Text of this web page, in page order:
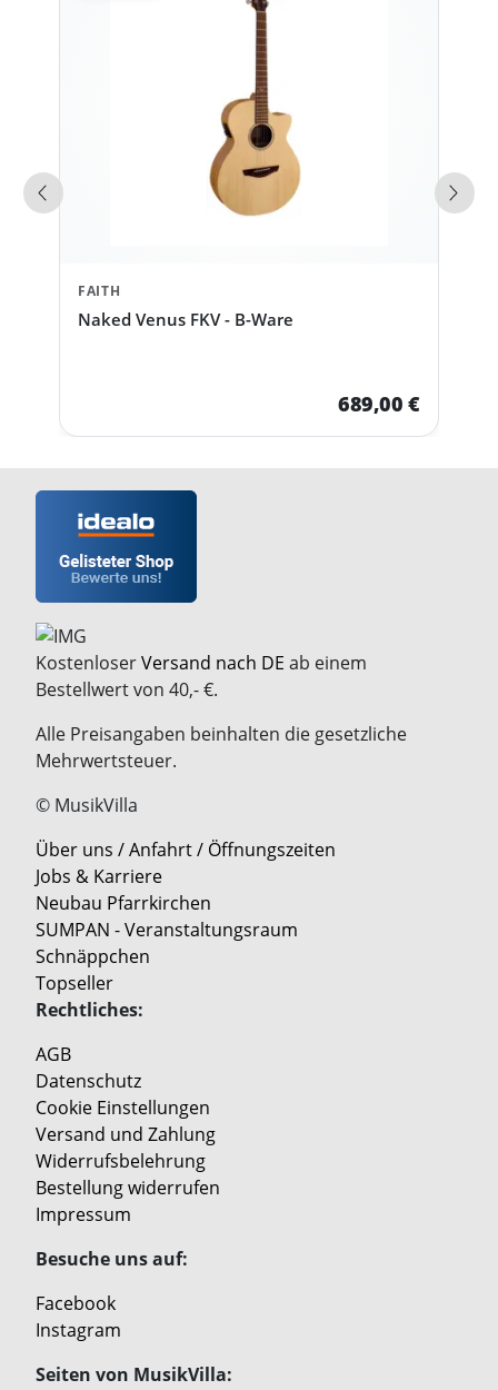
FAITH
Naked Venus FKV - B-Ware
689,00 €
Vorherige Produkte
KostenloserVersand nach DE ab einem
Bestellwert von 40,- €.
Alle Preisangaben beinhalten die gesetzliche
Mehrwertsteuer.
© MusikVilla
Über uns / Anfahrt / Öffnungszeiten
Jobs & Karriere
Neubau Pfarrkirchen
SUMPAN - Veranstaltungsraum
Schnäppchen
Topseller
Rechtliches:
AGB
Datenschutz
Cookie Einstellungen
Versand und Zahlung
Widerrufsbelehrung
Bestellung widerrufen
Impressum
Besuche uns auf:
Facebook
Instagram
Seiten von MusikVilla: